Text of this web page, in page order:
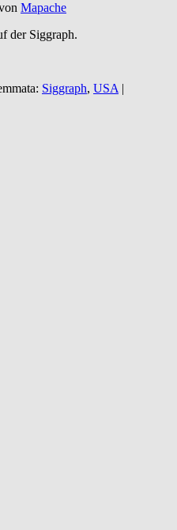
Mapache
der Siggraph.
Siggraph, USA |